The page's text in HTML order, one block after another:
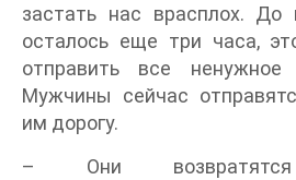
застать нас врасплох. До
осталось еще три часа,
отправить все
Мужчины сейчас
им дорогу.
– Они